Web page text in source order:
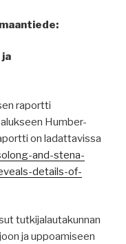
raportti
Humber-
on ladattavissa
and-stena-
details-of-
tutkijalautakunnan
ja uppoamiseen